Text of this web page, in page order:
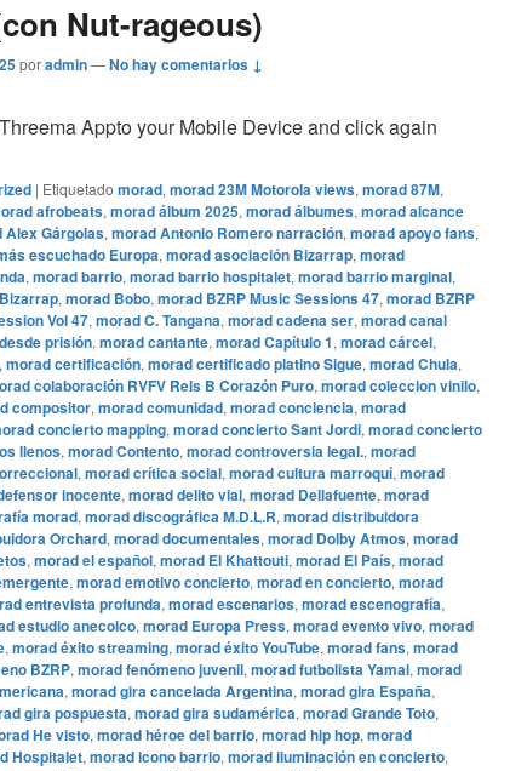
Nut-rageous)
poradmin—No hay comentarios ↓
Appto your Mobile Device and click again
| Etiquetado morad, morad 23M Motorola views, morad 87M,
afrobeats, morad álbum 2025, morad álbumes, morad alcance
Alex Gárgolas, morad Antonio Romero narración, morad apoyo fans,
escuchado Europa, morad asociación Bizarrap, morad
, morad barrio, morad barrio hospitalet, morad barrio marginal,
, morad Bobo, morad BZRP Music Sessions 47, morad BZRP
Vol 47, morad C. Tangana, morad cadena ser, morad canal
prisión, morad cantante, morad Capítulo 1, morad cárcel,
, morad certificación, morad certificado platino Sigue, morad Chula,
colaboración RVFV Rels B Corazón Puro, morad coleccion vinilo,
compositor, morad comunidad, morad conciencia, morad
concierto mapping, morad concierto Sant Jordi, morad concierto
llenos, morad Contento, morad controversia legal., morad
, morad crítica social, morad cultura marroquí, morad
inocente, morad delito vial, morad Dellafuente, morad
morad, morad discográfica M.D.L.R, morad distribuidora
Orchard, morad documentales, morad Dolby Atmos, morad
, morad el español, morad El Khattouti, morad El País, morad
, morad emotivo concierto, morad en concierto, morad
entrevista profunda, morad escenarios, morad escenografía,
estudio anecoico, morad Europa Press, morad evento vivo, morad
, morad éxito streaming, morad éxito YouTube, morad fans, morad
BZRP, morad fenómeno juvenil, morad futbolista Yamal, morad
, morad gira cancelada Argentina, morad gira España,
gira pospuesta, morad gira sudamérica, morad Grande Toto,
He visto, morad héroe del barrio, morad hip hop, morad
Hospitalet, morad icono barrio, morad iluminación en concierto,